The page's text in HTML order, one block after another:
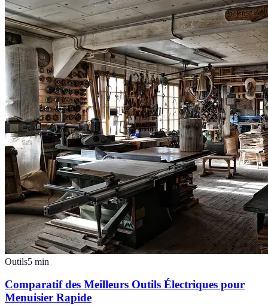
Outils5 min
Comparatif des Meilleurs Outils Électriques pour
Menuisier Rapide